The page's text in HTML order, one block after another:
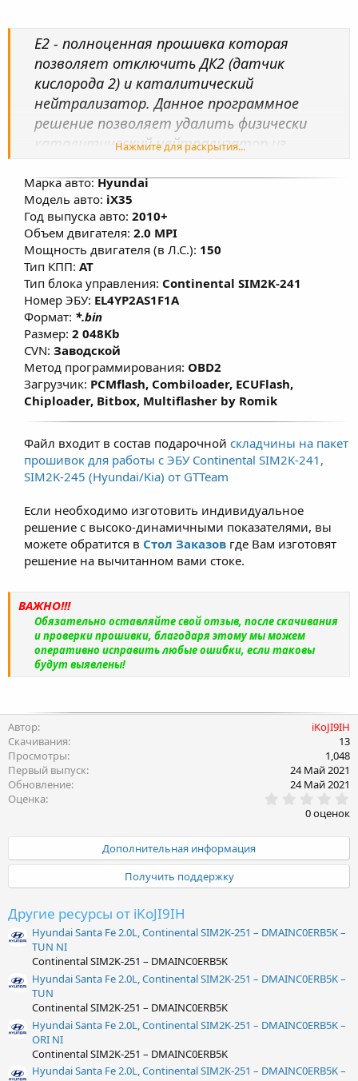
Е2 - полноценная прошивка которая
позволяет отключить ДК2 (датчик
кислорода 2) и каталитический
нейтрализатор. Данное программное
решение позволяет удалить физически
каталитический нейтрализатор из
ДК2 от жгута электропроводки
автомобиля.
Нажмите для раскрытия...
Марка авто:Hyundai
Модель авто: iX35
Год выпуска авто: 2010+
Объем двигателя: 2.0 MPI
Мощность двигателя (в Л.С.): 150
Тип КПП: AT
Тип блока управления: Continental SIM2K-241
Номер ЭБУ: EL4YP2AS1F1A
Формат: *.bin
Размер: 2 048Kb
CVN: Заводской
Метод программирования: OBD2
Загрузчик: PCMflash, Combiloader, ECUFlash,
Chiploader, Bitbox, Multiflasher by Romik
Файл входит в состав подарочной складчины на пакет
прошивок для работы с ЭБУ Continental SIM2K-241,
SIM2K-245 (Hyundai/Kia) от GTTeam
Если необходимо изготовить индивидуальное
решение с высоко-динамичными показателями, вы
можете обратится в Стол Заказов где Вам изготовят
решение на вычитанном вами стоке.​
ВАЖНО!!!
Обязательно оставляйте свой отзыв, после скачивания
и проверки прошивки, благодаря этому мы можем
оперативно исправить любые ошибки, если таковы
будут выявлены!
Автор
iKoJI9IH
Скачивания
13
Просмотры
1,048
Первый выпуск
24 Май 2021
Обновление
24 Май 2021
Оценка
.
0
0
в
ё
0 оценок
Дополнительная информация
Получить поддержку
Другие ресурсы от iKoJI9IH
Hyundai Santa Fe 2.0L, Continental SIM2K-251 – DMAINC0ERB5K –
TUN NI
Continental SIM2K-251 – DMAINC0ERB5K
Hyundai Santa Fe 2.0L, Continental SIM2K-251 – DMAINC0ERB5K –
TUN
Continental SIM2K-251 – DMAINC0ERB5K
Hyundai Santa Fe 2.0L, Continental SIM2K-251 – DMAINC0ERB5K –
ORI NI
Continental SIM2K-251 – DMAINC0ERB5K
Hyundai Santa Fe 2.0L, Continental SIM2K-251 – DMAINC0ERB5K –